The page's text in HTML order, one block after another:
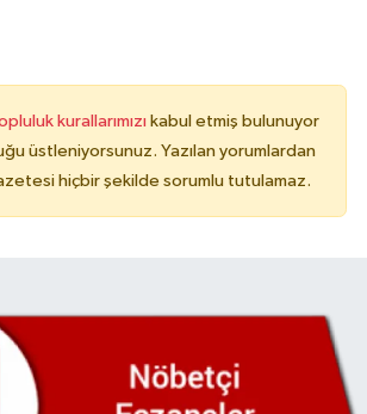
kurallarımızı kabul etmiş bulunuyor
üstleniyorsunuz. Yazılan yorumlardan
hiçbir şekilde sorumlu tutulamaz.